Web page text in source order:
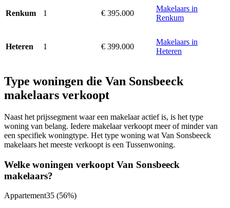
Renkum 1 € 395.000
Makelaars in
Renkum
Heteren 1 € 399.000
Makelaars in
Heteren
Type woningen die Van Sonsbeeck
makelaars verkoopt
Naast het prijssegment waar een makelaar actief is, is het type
woning van belang. Iedere makelaar verkoopt meer of minder van
een specifiek woningtype. Het type woning wat Van Sonsbeeck
makelaars het meeste verkoopt is een Tussenwoning.
Welke woningen verkoopt Van Sonsbeeck
makelaars?
Appartement35 (56%)